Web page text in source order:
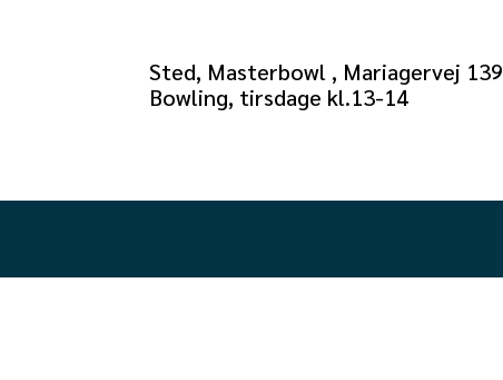
Sted, Masterbowl , Mariagervej 139
Bowling, tirsdage kl.13-14